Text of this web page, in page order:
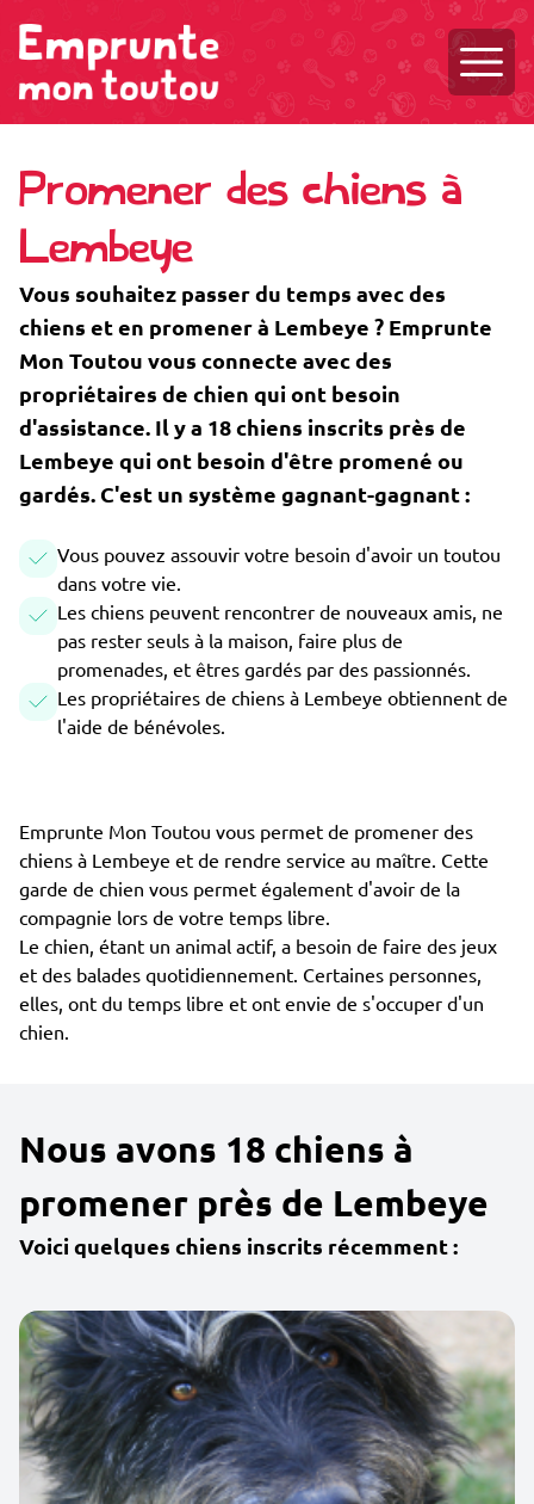
Promener des chiens à
Lembeye
Vous souhaitez passer du temps avec des
chiens et en promener à Lembeye ? Emprunte
Mon Toutou vous connecte avec des
propriétaires de chien qui ont besoin
d'assistance. Il y a 18 chiens inscrits près de
Lembeye qui ont besoin d'être promené ou
gardés. C'est un système gagnant-gagnant :
Vous pouvez assouvir votre besoin d'avoir un toutou
dans votre vie.
Les chiens peuvent rencontrer de nouveaux amis, ne
pas rester seuls à la maison, faire plus de
promenades, et êtres gardés par des passionnés.
Les propriétaires de chiens à Lembeye obtiennent de
l'aide de bénévoles.
Emprunte Mon Toutou vous permet de promener des
chiens à Lembeye et de rendre service au maître. Cette
garde de chien vous permet également d'avoir de la
compagnie lors de votre temps libre.
Le chien, étant un animal actif, a besoin de faire des jeux
et des balades quotidiennement. Certaines personnes,
elles, ont du temps libre et ont envie de s'occuper d'un
chien.
Nous avons 18 chiens à
promener près de Lembeye
Voici quelques chiens inscrits récemment :